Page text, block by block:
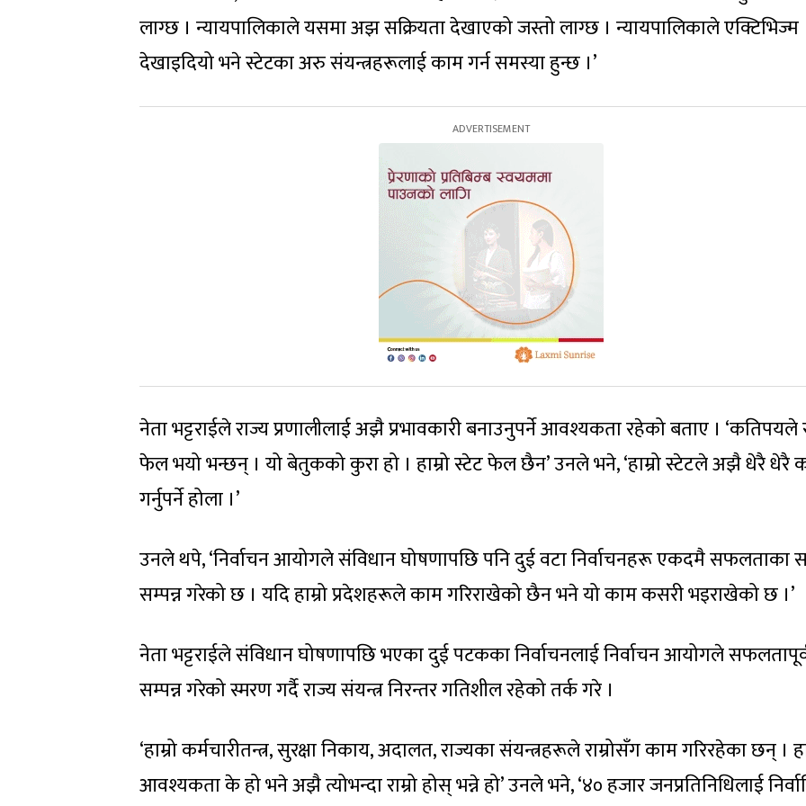
लाग्छ । न्यायपालिकाले यसमा अझ सक्रियता देखाएको जस्तो लाग्छ । न्यायपालिकाले एक्टिभिज्म
देखाइदियो भने स्टेटका अरु संयन्त्रहरूलाई काम गर्न समस्या हुन्छ ।’
नेता भट्टराईले राज्य प्रणालीलाई अझै प्रभावकारी बनाउनुपर्ने आवश्यकता रहेको बताए । ‘कतिपयले
फेल भयो भन्छन् । यो बेतुकको कुरा हो । हाम्रो स्टेट फेल छैन’ उनले भने, ‘हाम्रो स्टेटले अझै धेरै धेरै
गर्नुपर्ने होला ।’
उनले थपे, ‘निर्वाचन आयोगले संविधान घोषणापछि पनि दुई वटा निर्वाचनहरू एकदमै सफलताका
सम्पन्न गरेको छ । यदि हाम्रो प्रदेशहरूले काम गरिराखेको छैन भने यो काम कसरी भइराखेको छ ।’
नेता भट्टराईले संविधान घोषणापछि भएका दुई पटकका निर्वाचनलाई निर्वाचन आयोगले
सम्पन्न गरेको स्मरण गर्दै राज्य संयन्त्र निरन्तर गतिशील रहेको तर्क गरे ।
‘हाम्रो कर्मचारीतन्त्र, सुरक्षा निकाय, अदालत, राज्यका संयन्त्रहरूले राम्रोसँग काम गरिरहेका छन् ।
आवश्यकता के हो भने अझै त्योभन्दा राम्रो होस् भन्ने हो’ उनले भने, ‘४० हजार जनप्रतिनिधिलाई